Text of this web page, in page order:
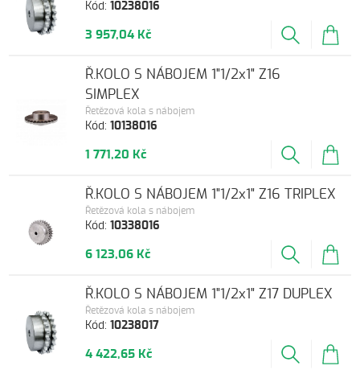
Kód:10238016
3 957,04 Kč
Kód:10138016
Řetězová kola s nábojem
Ř.KOLO S NÁBOJEM 1"1/2x1" Z16
SIMPLEX
1 771,20 Kč
Kód:10338016
Řetězová kola s nábojem
Ř.KOLO S NÁBOJEM 1"1/2x1" Z16 TRIPLEX
6 123,06 Kč
Kód:10238017
Řetězová kola s nábojem
Ř.KOLO S NÁBOJEM 1"1/2x1" Z17 DUPLEX
4 422,65 Kč